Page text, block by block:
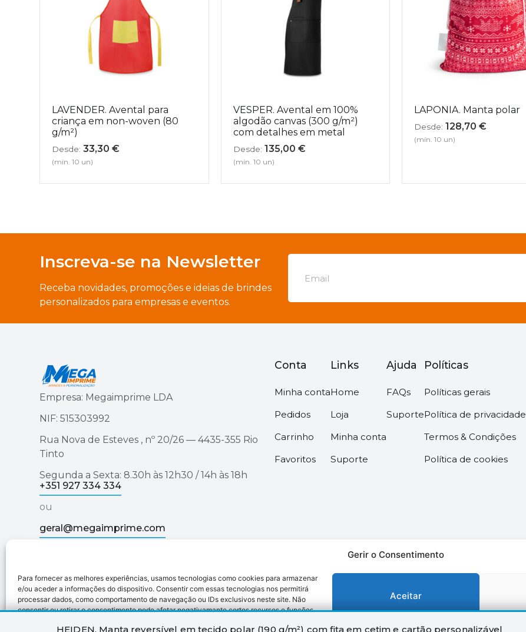
Gerir o Consentimento
Para fornecer as melhores experiências, usamos tecnologias como cookies para armazenar
e/ou aceder a informações do dispositivo. Consentir com essas tecnologias nos permitirá
processar dados, como comportamento de navegação ou IDs exclusivos neste site. Não
consentir ou retirar o consentimento pode afetar negativamante certos recursos e funções.
Aceitar
LAVENDER. Avental para
criança em non-woven (80
g/m²)
Desde: 33,30€
(mín. 10 un)
VESPER. Avental em 100%
algodão canvas (300 g/m²)
com detalhes em metal
Desde: 135,00 €
(mín. 10 un)
LAPONIA. Manta polar
Desde: 128,70 €
(mín. 10 un)
Inscreva-se na Newsletter
Receba novidades, promoções e ideias de brindes
personalizados para empresas e eventos.
Empresa: Megaimprime LDA
NIF: 515303992
Rua Nova de Esteves , nº 20/26 — 4435-355 Rio
Tinto
Segunda a Sexta: 8.30h às 12h30 / 14h às 18h
+351 927 334 334
ou
geral@megaimprime.com
Conta
Minha conta
Pedidos
Carrinho
Favoritos
Links
Home
Loja
Minha conta
Suporte
Ajuda
FAQs
Suporte
Políticas
Políticas gerais
Política de privacidade
Termos & Condições
Política de cookies
Megaimprime © 2025 | Todos os Direitos Reservados –Desenvolvido pela somos6digital
HEIDEN. Manta reversível em tecido polar (190 g/m²) com fita em cetim e cartão personalizável